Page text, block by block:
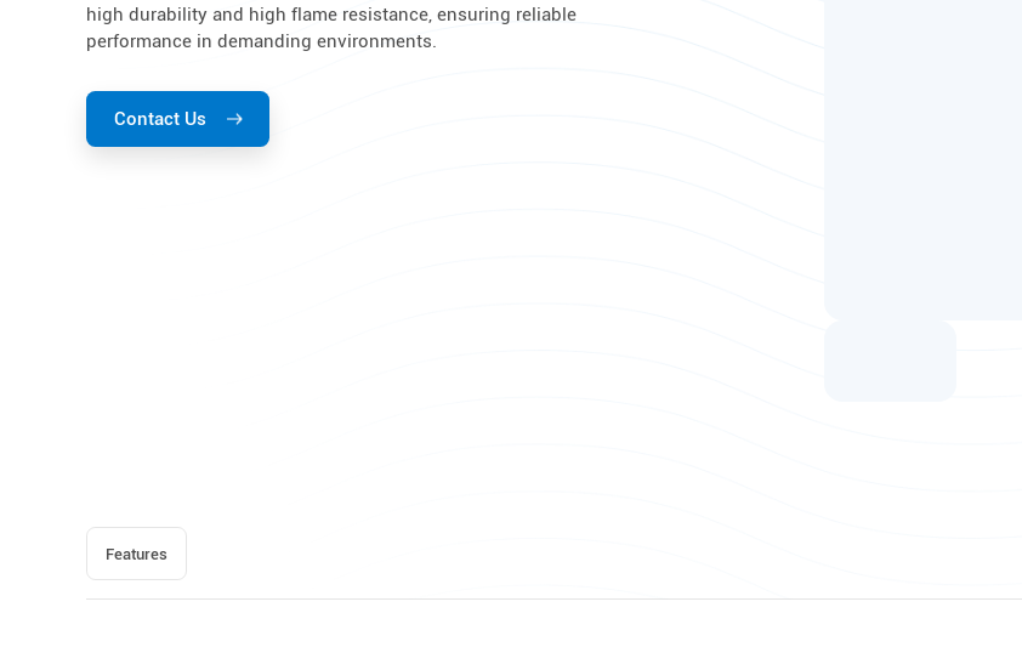
high durability and high flame resistance, ensuring reliable
performance in demanding environments.
Contact Us
Features